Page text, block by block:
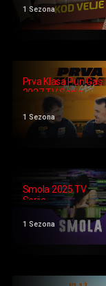
1 Sezona
Prva Klasa Pun Gas
2027 TV Serija
1 Sezona
Smola 2025 TV
Serija
1 Sezona